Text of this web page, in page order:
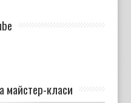
майстер-класи